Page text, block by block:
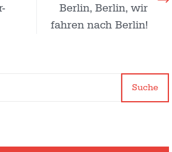
Berlin, Berlin, wir
fahren nach Berlin!
Suche